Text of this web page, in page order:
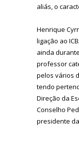
aliás, o
Henrique
ligação ao
ainda
professor
pelos vários
tendo
Direção da
Conselho
presidente